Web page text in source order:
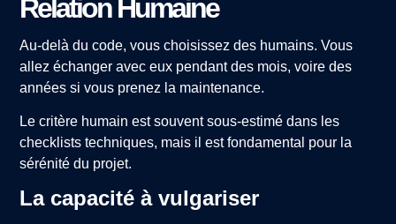
Relation Humaine
Au-delà du code, vous choisissez des humains. Vous
allez échanger avec eux pendant des mois, voire des
années si vous prenez la maintenance.
Le critère humain est souvent sous-estimé dans les
checklists techniques, mais il est fondamental pour la
sérénité du projet.
La capacité à vulgariser